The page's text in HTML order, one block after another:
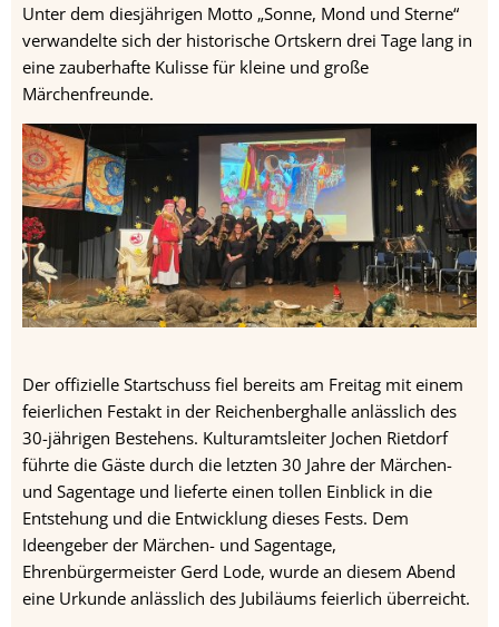
Unter dem diesjährigen Motto „Sonne, Mond und Sterne“
verwandelte sich der historische Ortskern drei Tage lang in
eine zauberhafte Kulisse für kleine und große
Märchenfreunde.
Der offizielle Startschuss fiel bereits am Freitag mit einem
feierlichen Festakt in der Reichenberghalle anlässlich des
30-jährigen Bestehens. Kulturamtsleiter Jochen Rietdorf
führte die Gäste durch die letzten 30 Jahre der Märchen-
und Sagentage und lieferte einen tollen Einblick in die
Entstehung und die Entwicklung dieses Fests. Dem
Ideengeber der Märchen- und Sagentage,
Ehrenbürgermeister Gerd Lode, wurde an diesem Abend
eine Urkunde anlässlich des Jubiläums feierlich überreicht.